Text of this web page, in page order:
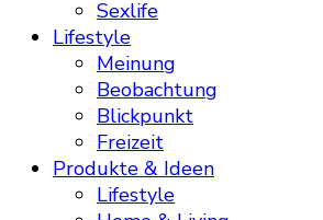
Sexlife
Lifestyle
Meinung
Beobachtung
Blickpunkt
Freizeit
Produkte & Ideen
Lifestyle